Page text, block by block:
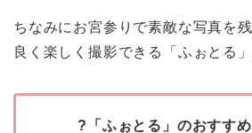
ちなみにお宮参りで素敵な写真を
良く楽しく撮影できる「ふぉとる
?️「ふぉとる」のおすす